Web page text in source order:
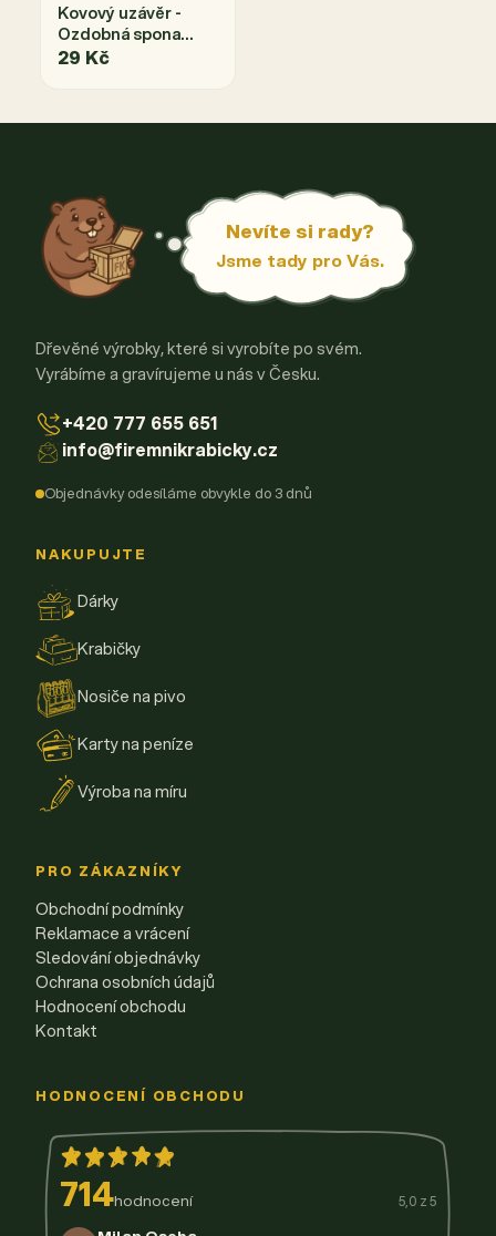
Kovový uzávěr -
Ozdobná spona
antik bronz-zámek
29 Kč
Nevíte si rady?
Jsme tady pro Vás.
Dřevěné výrobky, které si vyrobíte po svém.
Vyrábíme a gravírujeme u nás v Česku.
+420 777 655 651
info@firemnikrabicky.cz
Objednávky odesíláme obvykle do 3 dnů
NAKUPUJTE
Dárky
Krabičky
Nosiče na pivo
Karty na peníze
Výroba na míru
PRO ZÁKAZNÍKY
Obchodní podmínky
Reklamace a vrácení
Sledování objednávky
Ochrana osobních údajů
Hodnocení obchodu
Kontakt
HODNOCENÍ OBCHODU
714hodnocení 5,0 z 5